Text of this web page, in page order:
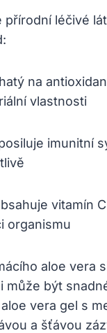
přírodní léčivé
na
vlastnosti
imunitní
vitamín
organismu
aloe vera
může být
vera gel s
a šťávou